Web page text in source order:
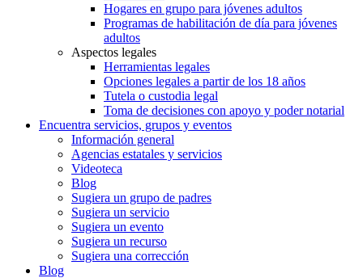
Hogares en grupo para jóvenes adultos
Programas de habilitación de día para jóvenes
adultos
Aspectos legales
Herramientas legales
Opciones legales a partir de los 18 años
Tutela o custodia legal
Toma de decisiones con apoyo y poder notarial
Encuentra servicios, grupos y eventos
Información general
Agencias estatales y servicios
Videoteca
Blog
Sugiera un grupo de padres
Sugiera un servicio
Sugiera un evento
Sugiera un recurso
Sugiera una corrección
Blog